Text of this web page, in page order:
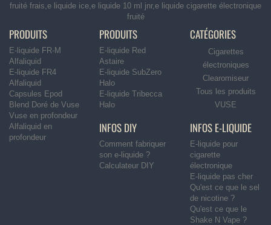
fruité frais,e liquide ice,e liquide 10 ml jnr,e liquide cigarette électronique
fruité
PRODUITS
E-liquide FR-M
Alfaliquid
E-liquide FR4
Alfaliquid
Capsules Epod
Blend Doré de Vuse
Vuse en profondeur
Alfaliquid en
profondeur
PRODUITS
E-liquide Red
Astaire
E-liquide SubZero
Halo
E-liquide Tribecca
Halo
CATÉGORIES
Cigarettes
électroniques
Clearomiseur
Tous les produits
VUSE
INFOS DIY
Comment fabriquer
son e-liquide ?
Calculateur DIY
INFOS E-LIQUIDE
E-liquide pour
cigarette
électronique
E-liquide pas cher
Qu'est ce que le sel
de nicotine ?
Qu'est ce que le
Shake N Vape ?